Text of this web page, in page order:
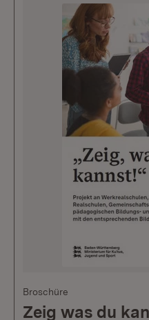
Broschüre
Zeig was du